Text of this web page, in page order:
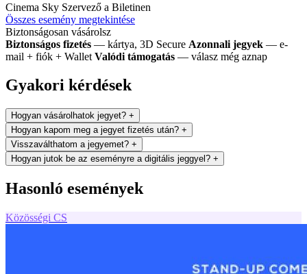
Cinema Sky Szervező a Biletinen
Összes esemény megtekintése
Biztonságosan vásárolsz
Biztonságos fizetés — kártya, 3D Secure Azonnali jegyek — e-
mail + fiók + Wallet Valódi támogatás — válasz még aznap
Gyakori kérdések
Hogyan vásárolhatok jegyet? +
Hogyan kapom meg a jegyet fizetés után? +
Visszaválthatom a jegyemet? +
Hogyan jutok be az eseményre a digitális jeggyel? +
Hasonló események
Közösségi CS